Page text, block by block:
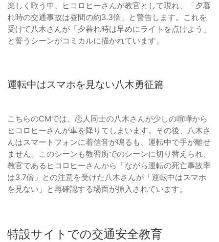
楽しく歌う中、ヒコロヒーさんが教官として現れ、「夕暮
れ時の交通事故は昼間の約3.3倍」と警告します。これを
受けて八木さんが「夕暮れ時は早めにライトを点けよう」
と誓うシーンがコミカルに描かれています。
運転中はスマホを見ない八木勇征篇
こちらのCMでは、恋人同士の八木さんが少しの喧嘩から
ヒコロヒーさんが車を降りてしまいます。その後、八木さ
んはスマートフォンに着信音が鳴るも、運転中で手が離せ
ません。このシーンも教習所でのシーンに切り替えられ、
教官であるヒコロヒーさんから「ながら運転の死亡事故率
は3.7倍」との注意を受けた八木さんが「運転中はスマホ
を見ない」と再確認する場面が挿入されています。
特設サイトでの交通安全教育